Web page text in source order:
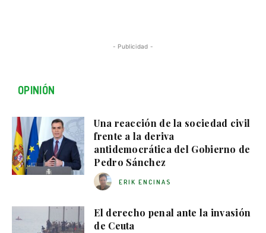
- Publicidad -
OPINIÓN
Una reacción de la sociedad civil
frente a la deriva
antidemocrática del Gobierno de
Pedro Sánchez
ERIK ENCINAS
El derecho penal ante la invasión
de Ceuta